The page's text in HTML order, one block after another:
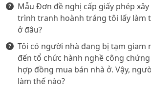
Mẫu Đơn đề nghị cấp giấy phép
trình tranh hoành tráng tôi lấy làm
ở đâu?
Tôi có người nhà đang bị tạm giam
đến tổ chức hành nghề công
hợp đồng mua bán nhà ở. Vậy,
làm thế nào?